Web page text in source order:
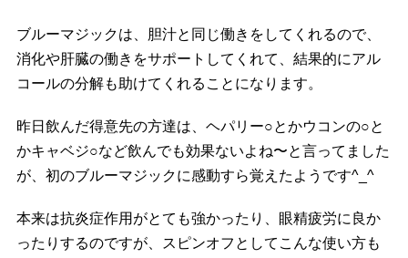
ブルーマジックは、胆汁と同じ働きをしてくれるので、
消化や肝臓の働きをサポートしてくれて、結果的にアル
コールの分解も助けてくれることになります。
昨日飲んだ得意先の方達は、ヘパリー○とかウコンの○と
かキャベジ○など飲んでも効果ないよね〜と言ってました
が、初のブルーマジックに感動すら覚えたようです^_^
本来は抗炎症作用がとても強かったり、眼精疲労に良か
ったりするのですが、スピンオフとしてこんな使い方も